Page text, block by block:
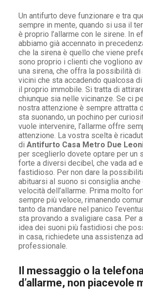
Un antifurto deve funzionare e tra
sempre in mente, quando si usa il
è proprio l’allarme con le sirene. In
abbiamo già accennato in
che la sirena è quello che viene
sono proprio i clienti che vogliono
una sirena, che offra la possibilità di
vicini che sta accadendo qualcosa
il proprio immobile. Si tratta di
chiunque sia nelle vicinanze. Se ci
nostra attenzione è sempre attratta
sta suonando, un pochino per
vuole intervenire, l’allarme offre
attenzione. La vostra scelta è
di Antifurto Casa Metro Due
per sceglierlo dovete optare per un
forte a diversi decibel, che vada ad
fastidioso. Per non dare la
abituarsi al suono si consiglia
velocità dell’allarme. Prima molto
sempre più veloce, rimanendo
tanto da mandare nel panico
sta provando a svaligiare casa. Per
idea dei suoni più fastidiosi che
in casa, richiedete una assistenza
professionale.
Il messaggio o la
d’allarme, non piacevole